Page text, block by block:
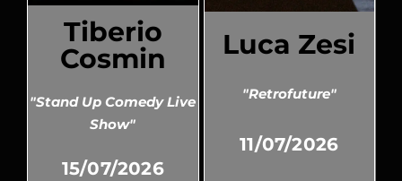
Tiberio
Cosmin
"Stand Up Comedy Live
Show"
15/07/2026
Luca Zesi
"Retrofuture"
11/07/2026